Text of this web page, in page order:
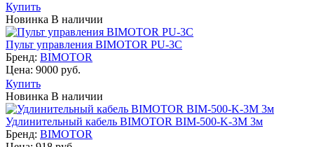
Купить
Новинка В наличии
Пульт управления BIMOTOR PU-3C
Бренд: BIMOTOR
Цена: 9000 руб.
Купить
Новинка В наличии
Удлинительный кабель BIMOTOR BIM-500-K-3M 3м
Бренд: BIMOTOR